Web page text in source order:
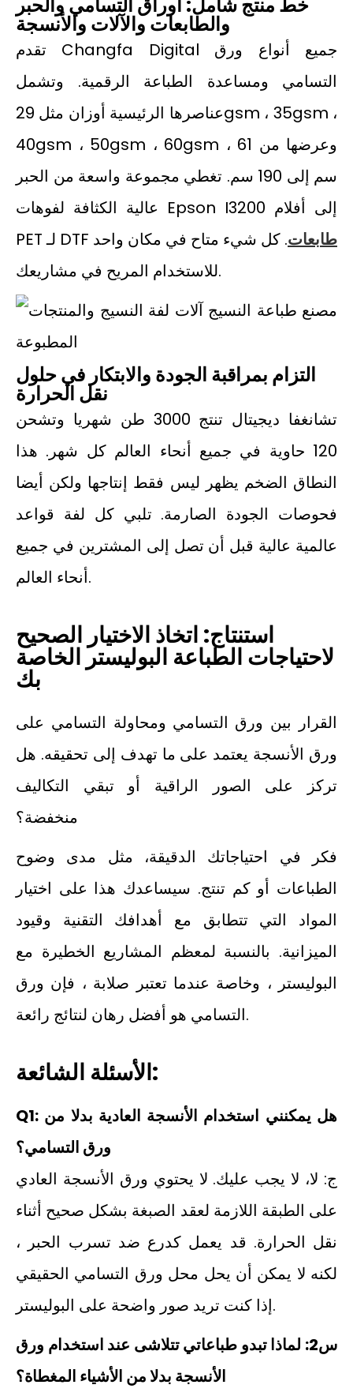
والطابعات والآلات والأنسجة
تقدم Changfa Digital جميع أنواع ورق
التسامي ومساعدة الطباعة الرقمية. وتشمل
عناصرها الرئيسية أوزان مثل 29gsm ، 35gsm ،
40gsm ، 50gsm ، 60gsm ، وعرضها من 61
سم إلى 190 سم. تغطي مجموعة واسعة من الحبر
عالية الكثافة لفوهات Epson I3200 إلى أفلام
PET لـ DTF
طابعات. كل شيء متاح في مكان واحد
للاستخدام المريح في مشاريعك.
التزام بمراقبة الجودة والابتكار في حلول
نقل الحرارة
تشانغفا ديجيتال تنتج 3000 طن شهريا وتشحن
120 حاوية في جميع أنحاء العالم كل شهر. هذا
النطاق الضخم يظهر ليس فقط إنتاجها ولكن أيضا
فحوصات الجودة الصارمة. تلبي كل لفة قواعد
عالمية عالية قبل أن تصل إلى المشترين في جميع
أنحاء العالم.
استنتاج: اتخاذ الاختيار الصحيح
لاحتياجات الطباعة البوليستر الخاصة
بك
القرار بين ورق التسامي ومحاولة التسامي على
ورق الأنسجة يعتمد على ما تهدف إلى تحقيقه. هل
تركز على الصور الراقية أو تبقي التكاليف
منخفضة؟
فكر في احتياجاتك الدقيقة، مثل مدى وضوح
الطباعات أو كم تنتج. سيساعدك هذا على اختيار
المواد التي تتطابق مع أهدافك التقنية وقيود
الميزانية. بالنسبة لمعظم المشاريع الخطيرة مع
البوليستر ، وخاصة عندما تعتبر صلابة ، فإن ورق
التسامي هو أفضل رهان لنتائج رائعة.
الأسئلة الشائعة:
Q1: هل يمكنني استخدام الأنسجة العادية بدلا من
ورق التسامي؟
ج: لا، لا يجب عليك. لا يحتوي ورق الأنسجة العادي
على الطبقة اللازمة لعقد الصبغة بشكل صحيح أثناء
نقل الحرارة. قد يعمل كدرع ضد تسرب الحبر ،
لكنه لا يمكن أن يحل محل ورق التسامي الحقيقي
إذا كنت تريد صور واضحة على البوليستر.
س2: لماذا تبدو طباعاتي تتلاشى عند استخدام ورق
الأنسجة بدلا من الأشياء المغطاة؟